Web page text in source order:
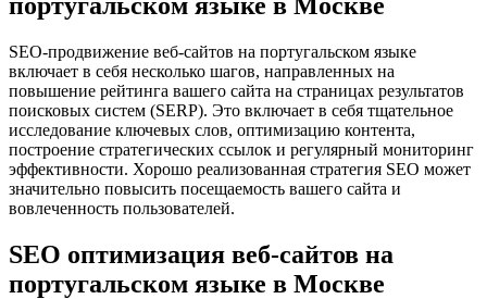
SEO-продвижение веб-сайтов на португальском языке
включает в себя несколько шагов, направленных на
повышение рейтинга вашего сайта на страницах результатов
поисковых систем (SERP). Это включает в себя тщательное
исследование ключевых слов, оптимизацию контента,
построение стратегических ссылок и регулярный мониторинг
эффективности. Хорошо реализованная стратегия SEO может
значительно повысить посещаемость вашего сайта и
вовлеченность пользователей.
SEO оптимизация веб-сайтов на
португальском языке в Москве